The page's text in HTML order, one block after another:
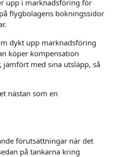
upp i marknadsföring för
flygbolagens bokningssidor
dykt upp marknadsföring
köper kompensation
jämfört med sina utsläpp, så
nästan som en
förutsättningar när det
på tankarna kring